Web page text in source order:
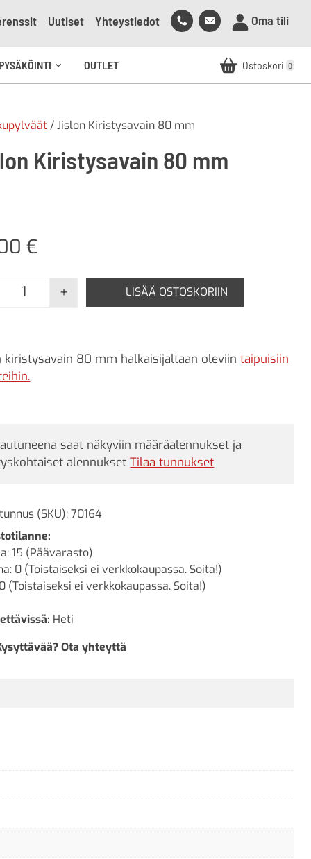
Uutiset Yhteystiedot
Soita
meille
Lähetä
meille
Oma tili
OUTLET Ostoskori 0
/ Jislon Kiristysavain 80 mm
Kiristysavain 80 mm
€
Jislon Kiristysavain 80 mm määrä
+ LISÄÄ OSTOSKORIIN
kiristysavain 80 mm halkaisijaltaan oleviintaipuisiin
saat näkyviin määräalennukset ja
alennuksetTilaa tunnukset
(SKU): 70164
15 (Päävarasto)
0 (Toistaiseksi ei verkkokaupassa. Soita!)
(Toistaiseksi ei verkkokaupassa. Soita!)
Heti
Ota yhteyttä